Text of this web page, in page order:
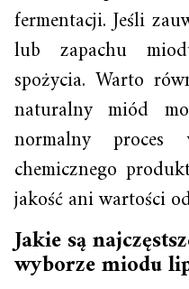
fermentacji. Jeśli
lub zapachu
spożycia. Warto
naturalny miód
normalny proces
chemicznego
jakość ani wartości
Jakie są
wyborze miodu